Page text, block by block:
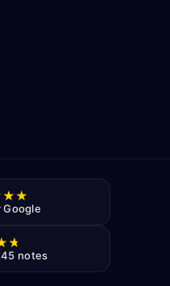
★★
Google
★
notes